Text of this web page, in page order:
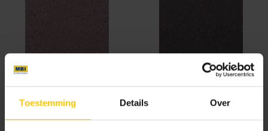
Toestemming Details Over
Heide Heidemangaan